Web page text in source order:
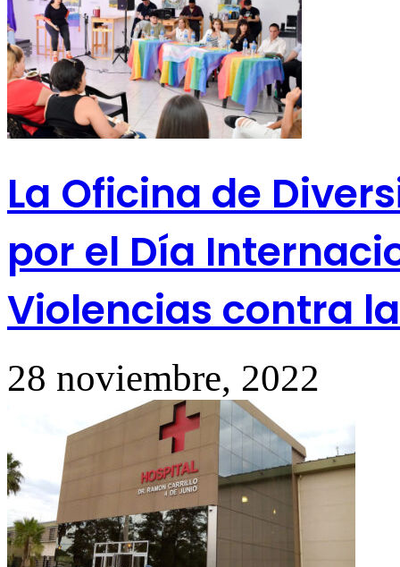
La Oficina de
por el Día
Violencias contra
28 noviembre, 2022